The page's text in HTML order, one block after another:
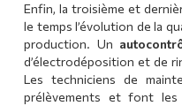
Enfin, la troisième et
le temps l’évolution de la
production. Un
d’électrodéposition et de
Les techniciens de
prélèvements et font les